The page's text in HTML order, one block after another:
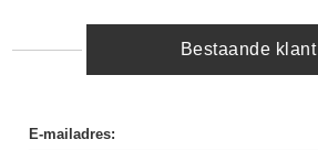
Bestaande klant
E-mailadres: